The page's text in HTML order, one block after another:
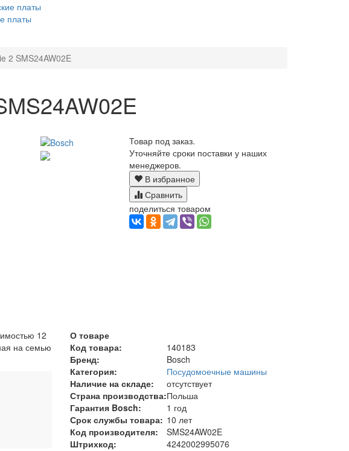
платы
2 SMS24AW02E
Товар под заказ.
Уточняйте сроки поставки у наших
менеджеров.
В избранное
Сравнить
поделиться товаром
О товаре
Код товара:
140183
Бренд:
Bosch
Категория:
Посудомоечные машины
Наличие на складе:
отсутствует
Страна производства:Польша
Гарантия Bosch:
1 год
Срок службы товара: 10 лет
Код производителя:
SMS24AW02E
Штрихкод:
4242002995076
12
на семью